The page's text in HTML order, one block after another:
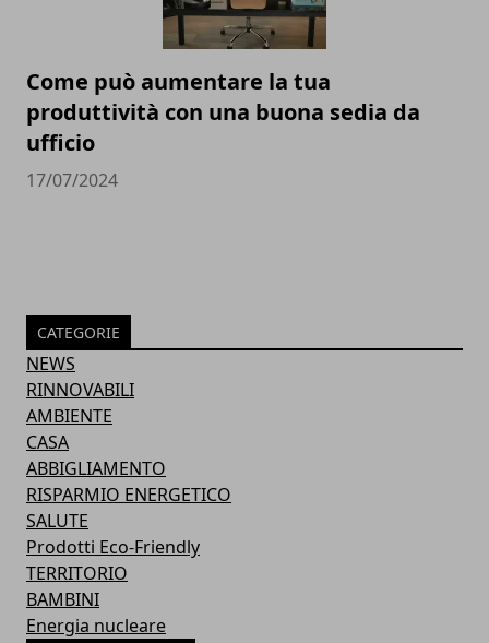
Come può aumentare la tua
produttività con una buona sedia da
ufficio
17/07/2024
CATEGORIE
NEWS
RINNOVABILI
AMBIENTE
CASA
ABBIGLIAMENTO
RISPARMIO ENERGETICO
SALUTE
Prodotti Eco-Friendly
TERRITORIO
BAMBINI
Energia nucleare